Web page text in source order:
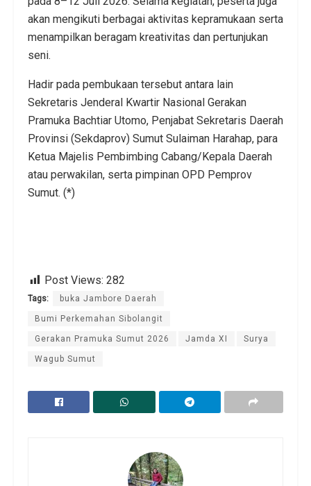
akan mengikuti berbagai aktivitas kepramukaan serta
menampilkan beragam kreativitas dan pertunjukan
seni.
Hadir pada pembukaan tersebut antara lain
Sekretaris Jenderal Kwartir Nasional Gerakan
Pramuka Bachtiar Utomo, Penjabat Sekretaris Daerah
Provinsi (Sekdaprov) Sumut Sulaiman Harahap, para
Ketua Majelis Pembimbing Cabang/Kepala Daerah
atau perwakilan, serta pimpinan OPD Pemprov
Sumut. (*)
Post Views: 282
Tags: buka Jambore Daerah
Bumi Perkemahan Sibolangit
Gerakan Pramuka Sumut 2026 Jamda XI Surya
Wagub Sumut